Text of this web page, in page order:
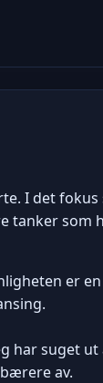
I det fokus
tanker som
er
har suget
av.